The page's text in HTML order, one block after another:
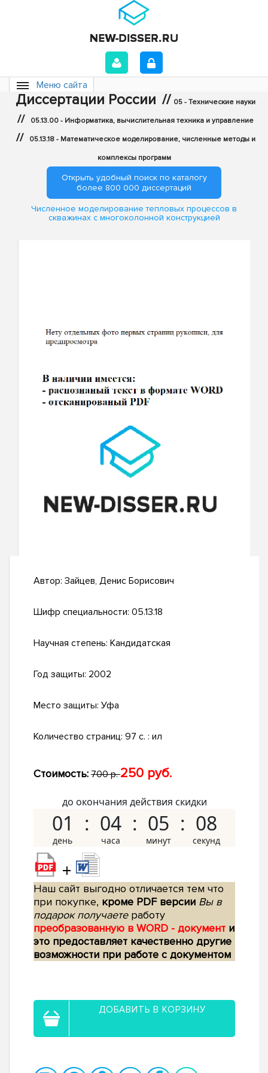
Меню сайта
Диссертации России // 05 - Технические науки
// 05.13.00 - Информатика, вычислительная техника и управление
// 05.13.18 - Математическое моделирование, численные методы и
комплексы программ
Открыть удобный поиск по каталогу
более 800 000 диссертаций
Численное моделирование тепловых процессов в
скважинах с многоколонной конструкцией
Автор: Зайцев, Денис Борисович
Шифр специальности: 05.13.18
Научная степень: Кандидатская
Год защиты: 2002
Место защиты: Уфа
Количество страниц: 97 с. : ил
Стоимость: 700 р.250 руб.
до окончания действия скидки
01 04 05 07
+
Наш сайт выгодно отличается тем что
при покупке, кроме PDF версии Вы в
подарок получаетеработу
преобразованную в WORD - документ и
это предоставляет качественно другие
возможности при работе с документом
ДОБАВИТЬ В КОРЗИНУ